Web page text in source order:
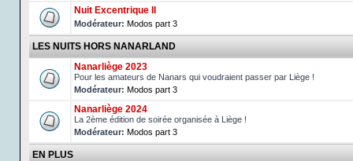
Nuit Excentrique II
Modérateur: Modos part 3
LES NUITS HORS NANARLAND
Nanarliège 2023
Pour les amateurs de Nanars qui voudraient passer par Liège !
Modérateur: Modos part 3
Nanarliège 2024
La 2ème édition de soirée organisée à Liège !
Modérateur: Modos part 3
EN PLUS